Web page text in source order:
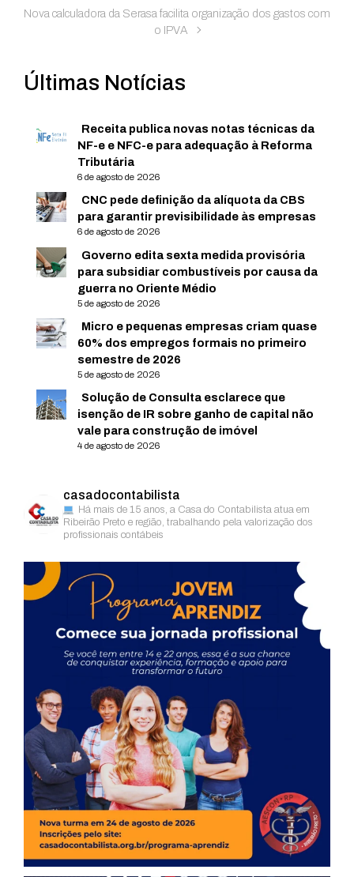
Nova calculadora da Serasa facilita organização dos gastos com
o IPVA
Últimas Notícias
Receita publica novas notas técnicas da
NF-e e NFC-e para adequação à Reforma
Tributária
6 de agosto de 2026
CNC pede definição da alíquota da CBS
para garantir previsibilidade às empresas
6 de agosto de 2026
Governo edita sexta medida provisória
para subsidiar combustíveis por causa da
guerra no Oriente Médio
5 de agosto de 2026
Micro e pequenas empresas criam quase
60% dos empregos formais no primeiro
semestre de 2026
5 de agosto de 2026
Solução de Consulta esclarece que
isenção de IR sobre ganho de capital não
vale para construção de imóvel
4 de agosto de 2026
casadocontabilista
Há mais de 15 anos, a Casa do Contabilista atua em
Ribeirão Preto e região, trabalhando pela valorização dos
profissionais contábeis